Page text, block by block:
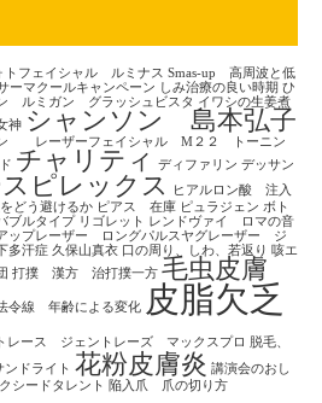
フェイシャル ルミナス Smas-up 高周波と低
ーマクールキャンペーン しみ治療の良い時期 ひ
ルミガン グラッシュビスタ イワシの生姜煮
神 シャンソン 島本弘子
レーザーフェイシャル M２２ トーニン
チャリティ ディファリン デッサン
ピレックス
ヒアルロン酸 注入
どう避けるか ピアス 在庫 ピュラジェン ボト
ブルタイプ リゴレット レンドヴァイ ロマの音
ップレーザー ロングパルスヤグレーザー ジ
多汗症 久保山真衣 口の周り、しわ、若返り 咳エ
打撲 漢方 治打撲一方 毛虫皮膚
令線 年齢による変化
皮脂欠乏
レース ジェントレーズ マックスプロ
脱毛、
ンドライト 花粉皮膚炎 講演会のおし
シードタレント 陥入爪 爪の切り方